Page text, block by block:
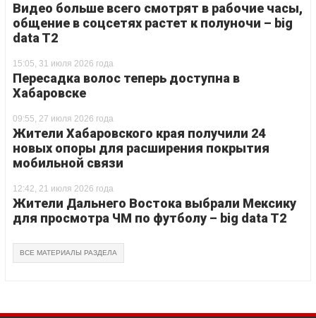
Видео больше всего смотрят в рабочие часы,
общение в соцсетях растет к полуночи – big
data T2
15:05, 31 июля 2026 года
Пересадка волос теперь доступна в
Хабаровске
09:55, 27 июля 2026 года
Жители Хабаровского края получили 24
новых опоры для расширения покрытия
мобильной связи
12:42, 21 июля 2026 года
Жители Дальнего Востока выбрали Мексику
для просмотра ЧМ по футболу – big data T2
ВСЕ МАТЕРИАЛЫ РАЗДЕЛА